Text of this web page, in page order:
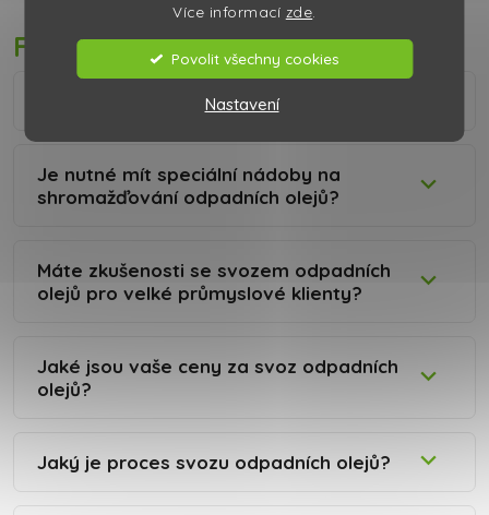
Více informací zde
Povolit všechny cookies
Nastavení
FAQ
Jaké typy odpadních olejů svážíte?
Je nutné mít speciální nádoby na
shromažďování odpadních olejů?
Máte zkušenosti se svozem odpadních
olejů pro velké průmyslové klienty?
Jaké jsou vaše ceny za svoz odpadních
olejů?
Jaký je proces svozu odpadních olejů?